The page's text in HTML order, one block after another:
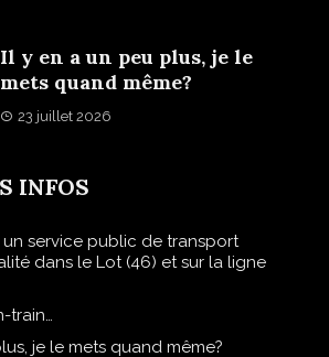
Il y en a un peu plus, je le
mets quand même?
23 juillet 2026
INFOS
un service public de transport
dans le Lot (46) et sur la ligne
train…
je le mets quand même?